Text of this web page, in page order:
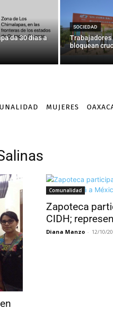
da 30 días a
SOCIEDAD
Trabajadores
bloquean
MUJERES
Comunalidad
Zapoteca
CIDH;
Diana Manzo - 12/10/